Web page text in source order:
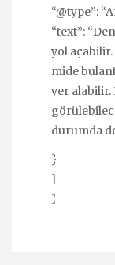
“@type”:
“text”:
yol açabilir.
mide
yer
durumda
}
]
}